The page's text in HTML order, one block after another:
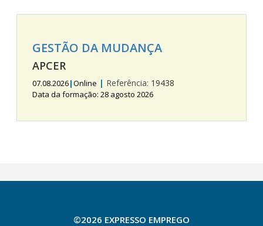
GESTÃO DA MUDANÇA
APCER
07.08.2026|Online | Referência: 19438
Data da formação: 28 agosto 2026
©2026 EXPRESSO EMPREGO